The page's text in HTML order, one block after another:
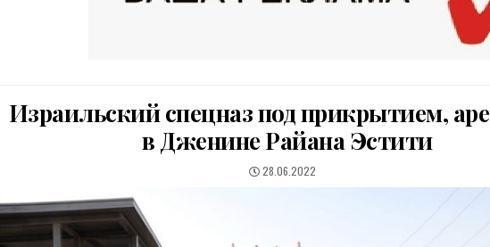
Израильский спецназ под прикрытием,
в Дженине Райана Эстити
PUBLISHED
28.06.2022